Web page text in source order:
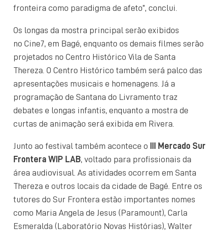
fronteira como paradigma de afeto”, conclui.
Os longas da mostra principal serão exibidos
no Cine7, em Bagé, enquanto os demais filmes serão
projetados no Centro Histórico Vila de Santa
Thereza. O Centro Histórico também será palco das
apresentações musicais e homenagens. Já a
programação de Santana do Livramento traz
debates e longas infantis, enquanto a mostra de
curtas de animação será exibida em Rivera.
Junto ao festival também acontece o
III Mercado Sur
Frontera WIP LAB, voltado para profissionais da
área audiovisual. As atividades ocorrem em Santa
Thereza e outros locais da cidade de Bagé. Entre os
tutores do Sur Frontera estão importantes nomes
como Maria Angela de Jesus (Paramount), Carla
Esmeralda (Laboratório Novas Histórias), Walter